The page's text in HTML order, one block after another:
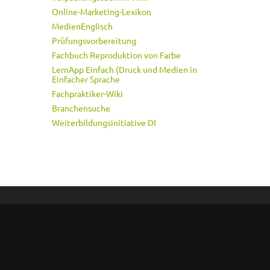
Online-Marketing-Lexikon
MedienEnglisch
Prüfungsvorbereitung
Fachbuch Reproduktion von Farbe
LernApp Einfach (Druck und Medien in
Einfacher Sprache
Fachpraktiker-Wiki
Branchensuche
Weiterbildungsinitiative DI